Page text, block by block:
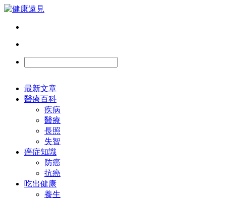
最新文章
醫療百科
疾病
醫療
長照
失智
癌症知識
防癌
抗癌
吃出健康
養生